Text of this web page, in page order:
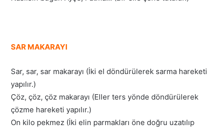
SAR MAKARAYI
Sar, sar, sar makarayı (İki el döndürülerek sarma hareketi
yapılır.)
Çöz, çöz, çöz makarayı (Eller ters yönde döndürülerek
çözme hareketi yapılır.)
On kilo pekmez (İki elin parmakları öne doğru uzatılıp